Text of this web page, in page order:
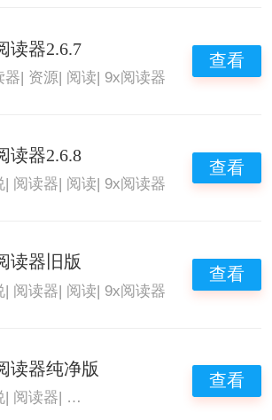
读器2.6.7
器| 资源| 阅读| 9x阅读器
查看
读器2.6.8
阅读器 阅读 9x阅读器
查看
读器旧版
| 阅读器| 阅读| 9x阅读器
查看
读器纯净版
| 阅读器| 小说阅读软件 9x阅读器
查看